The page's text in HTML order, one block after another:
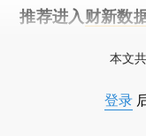
推荐进入 财新数
本文
登录